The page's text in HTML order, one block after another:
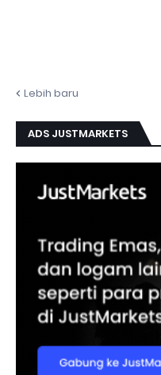
Lebih baru
ADS JUSTMARKETS